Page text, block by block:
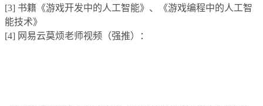
[3] 书籍《游戏开发中的人工智能》、《游戏编程中的人工智
能技术》
[4] 网易云莫烦老师视频（强推）：